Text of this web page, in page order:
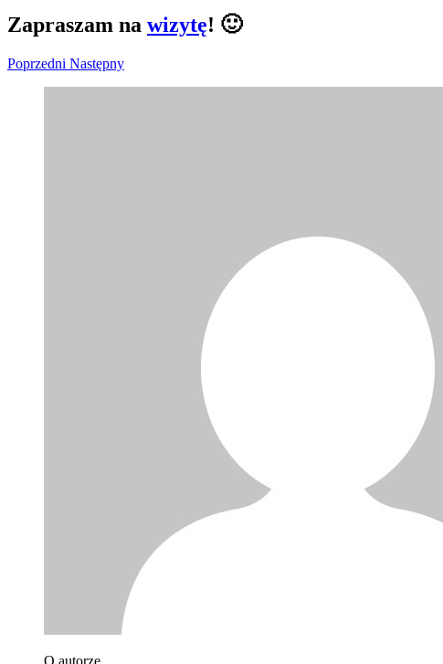
Zapraszam na wizytę! 🙂
Poprzedni Następny
O autorze